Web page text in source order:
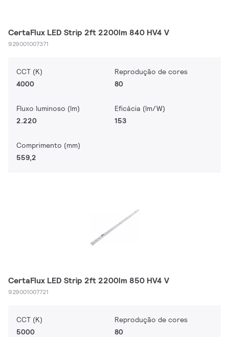
CertaFlux LED Strip 2ft 2200lm 840 HV4 V
929001007371
CCT (K)
4000
Reprodução de cores
80
Fluxo luminoso (lm)
2.220
Eficácia (lm/W)
153
Comprimento (mm)
559,2
CertaFlux LED Strip 2ft 2200lm 850 HV4 V
929001007721
CCT (K)
5000
Reprodução de cores
80